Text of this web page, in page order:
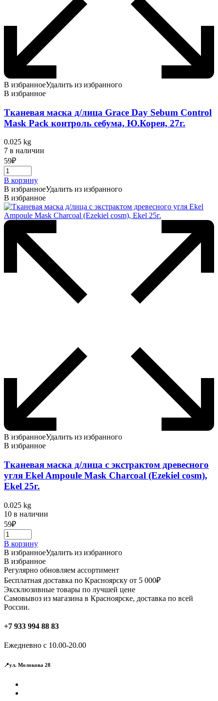
В избранноеУдалить из избранного
В избранное
Тканевая маска д/лица Grace Day Sebum Control
Mask Pack контроль себума, Ю.Корея, 27г.
0.025 kg
7 в наличии
59₽
В корзину
В избранноеУдалить из избранного
В избранное
В избранноеУдалить из избранного
В избранное
Тканевая маска д/лица с экстрактом древесного
угля Ekel Ampoule Mask Charcoal (Ezekiel cosm),
Ekel 25г.
0.025 kg
10 в наличии
59₽
В корзину
В избранноеУдалить из избранного
В избранное
Регулярно обновляем ассортимент
Бесплатная доставка по Красноярску от 5 000₽
Эксклюзивные товары по лучшей цене
Самовывоз из магазина в Красноярске, доставка по всей
России.
+7 933 994 88 83
Ежедневно с 10.00-20.00
📍ул. Молокова 28